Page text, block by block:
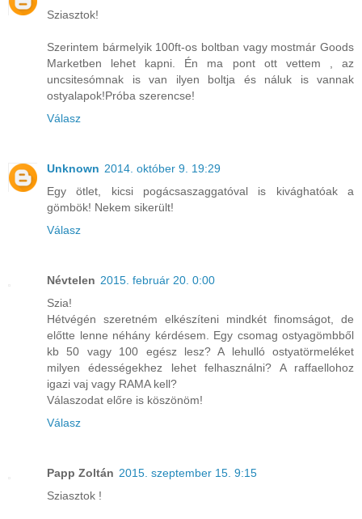
Sziasztok!
Szerintem bármelyik 100ft-os boltban vagy mostmár Goods
Marketben lehet kapni. Én ma pont ott vettem , az
uncsitesómnak is van ilyen boltja és náluk is vannak
ostyalapok!Próba szerencse!
Válasz
Unknown 2014. október 9. 19:29
Egy ötlet, kicsi pogácsaszaggatóval is kivághatóak a
gömbök! Nekem sikerült!
Válasz
Névtelen 2015. február 20. 0:00
Szia!
Hétvégén szeretném elkészíteni mindkét finomságot, de
előtte lenne néhány kérdésem. Egy csomag ostyagömbből
kb 50 vagy 100 egész lesz? A lehulló ostyatörmeléket
milyen édességekhez lehet felhasználni? A raffaellohoz
igazi vaj vagy RAMA kell?
Válaszodat előre is köszönöm!
Válasz
Papp Zoltán 2015. szeptember 15. 9:15
Sziasztok !